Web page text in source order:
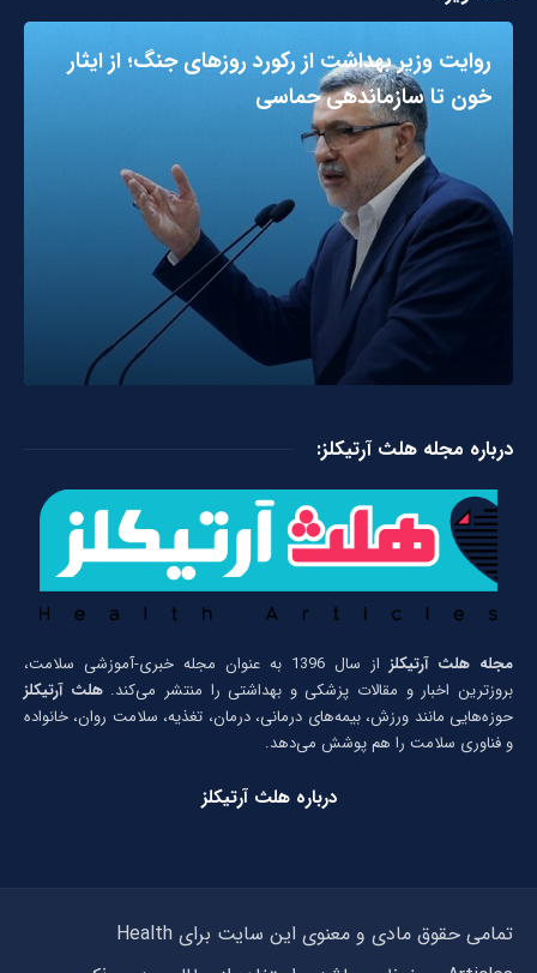
روایت وزیر بهداشت از رکورد روزهای جنگ؛ از ایثار
خون تا سازماندهی حماسی
درباره مجله هلث آرتیکلز:
مجله هلث آرتیکلز
از سال 1396 به عنوان مجله خبری-آموزشی سلامت،
بروزترین اخبار و مقالات پزشکی و بهداشتی را منتشر می‌کند.هلث آرتیکلز
حوزه‌هایی مانند ورزش، بیمه‌های درمانی، درمان، تغذیه، سلامت روان، خانواده
و فناوری سلامت را هم پوشش می‌دهد.
درباره هلث آرتیکلز
تمامی حقوق مادی و معنوی این سایت برای Health